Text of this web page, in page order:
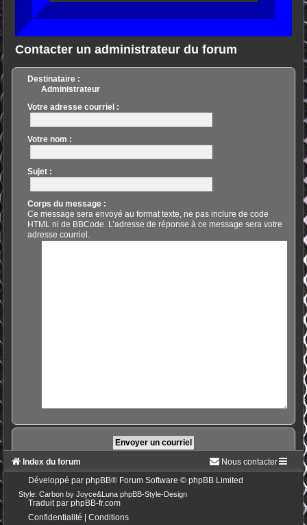
Contacter un administrateur du forum
Destinataire :
Administrateur
Votre adresse courriel :
Votre nom :
Sujet :
Corps du message :
Ce message sera envoyé au format texte, ne pas inclure de code
HTML ni de BBCode. L’adresse de réponse à ce message sera votre
adresse courriel.
Index du forum
Nous contacter
Développé par phpBB® Forum Software © phpBB Limited
Style: Carbon by Joyce&LunaphpBB-Style-Design
Traduit par phpBB-fr.com
Confidentialité | Conditions